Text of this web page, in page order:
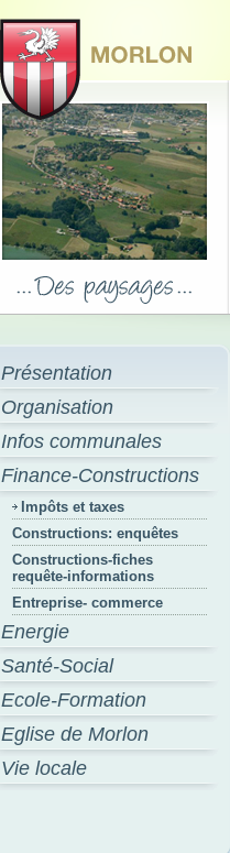
Présentation
Organisation
Infos communales
Finance-Constructions
Impôts et taxes
Constructions: enquêtes
Constructions-fiches
requête-informations
Entreprise- commerce
Energie
Santé-Social
Ecole-Formation
Eglise de Morlon
Vie locale